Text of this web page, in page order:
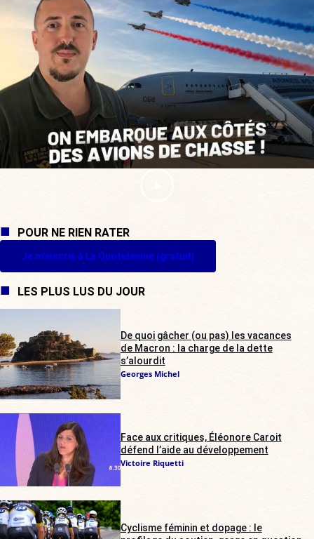
POUR NE RIEN RATER
Je m'inscris à La Quotidienne (gratuit)
LES PLUS LUS DU JOUR
De quoi gâcher (ou pas) les vacances
de Macron : la charge de la dette
s’alourdit
Georges Michel
Face aux critiques, Éléonore Caroit
défend l’aide au développement
Victoire Riquetti
Cyclisme féminin et dopage : le